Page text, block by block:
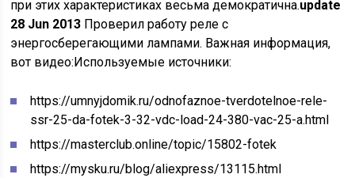
при этих характеристиках весьма демократична.update
28 Jun 2013 Проверил работу реле с
энергосберегающими лампами. Важная информация,
вот видео: Используемые источники:
https://umnyjdomik.ru/odnofaznoe-tverdotelnoe-rele-
ssr-25-da-fotek-3-32-vdc-load-24-380-vac-25-a.html
https://masterclub.online/topic/15802-fotek
https://mysku.ru/blog/aliexpress/13115.html